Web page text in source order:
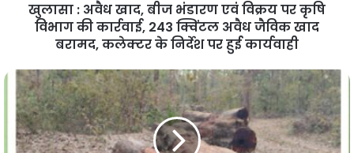
खुलासा : अवैध खाद, बीज भंडारण एवं विक्रय पर कृषि
विभाग की कार्रवाई, 243 क्विंटल अवैध जैविक खाद
बरामद, कलेक्टर के निर्देश पर हुई कार्यवाही